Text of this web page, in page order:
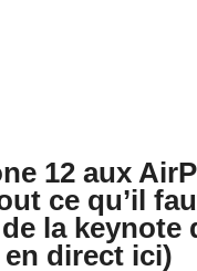
12 aux
ce qu’il
la keynote
direct ici)